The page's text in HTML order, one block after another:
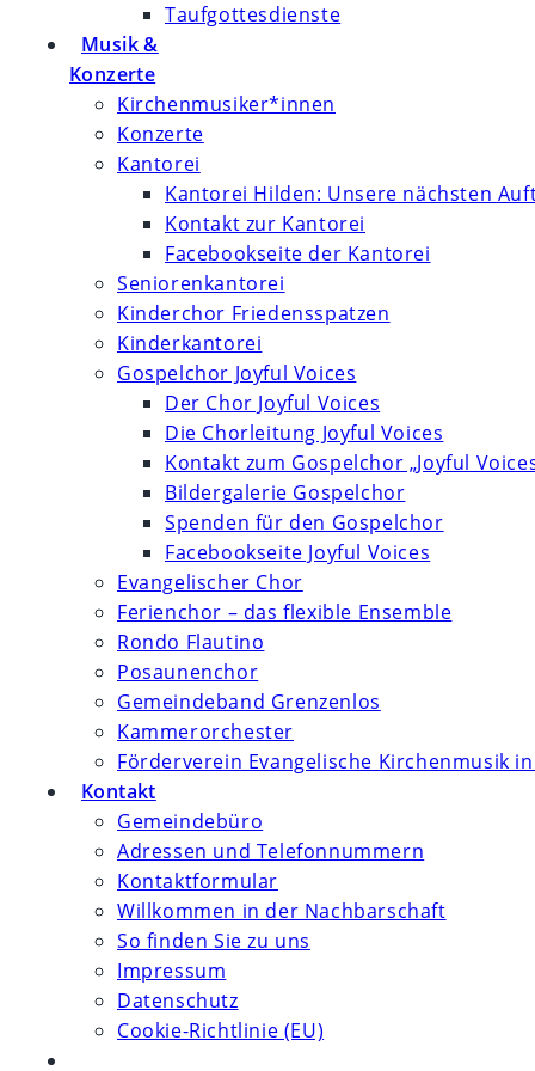
Taufgottesdienste
Musik &
Konzerte
Kirchenmusiker*innen
Konzerte
Kantorei
Kantorei Hilden: Unsere nächsten
Kontakt zur Kantorei
Facebookseite der Kantorei
Seniorenkantorei
Kinderchor Friedensspatzen
Kinderkantorei
Gospelchor Joyful Voices
Der Chor Joyful Voices
Die Chorleitung Joyful Voices
Kontakt zum Gospelchor „Joyful
Bildergalerie Gospelchor
Spenden für den Gospelchor
Facebookseite Joyful Voices
Evangelischer Chor
Ferienchor – das flexible Ensemble
Rondo Flautino
Posaunenchor
Gemeindeband Grenzenlos
Kammerorchester
Förderverein Evangelische Kirchenmusik
Kontakt
Gemeindebüro
Adressen und Telefonnummern
Kontaktformular
Willkommen in der Nachbarschaft
So finden Sie zu uns
Impressum
Datenschutz
Cookie-Richtlinie (EU)